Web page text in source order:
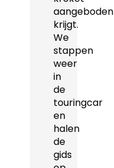
aangeboden
krijgt.
We
stappen
weer
in
de
touringcar
en
halen
de
gids